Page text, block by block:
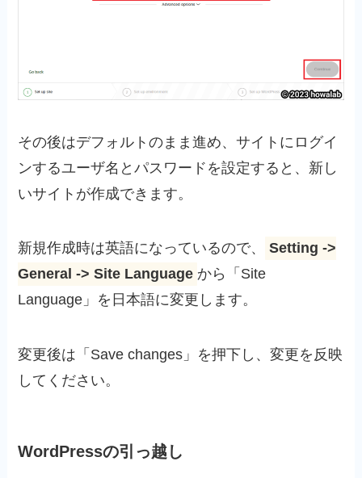
その後はデフォルトのまま進め、サイトにログイ
ンするユーザ名とパスワードを設定すると、新し
いサイトが作成できます。
新規作成時は英語になっているので、
Setting ->
General -> Site Language から「Site
Language」を日本語に変更します。
変更後は「Save changes」を押下し、変更を反映
してください。
WordPressの引っ越し